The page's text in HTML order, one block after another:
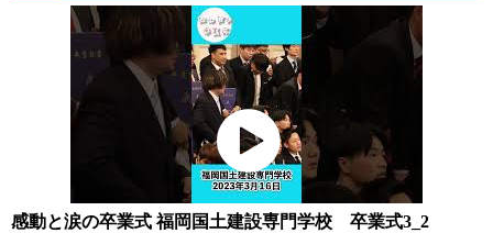
感動と涙の卒業式 福岡国土建設専門学校 卒業式3_2